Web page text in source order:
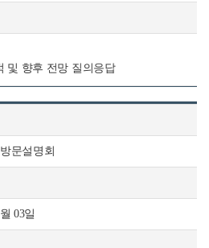
및 향후 전망 질의응답
문설명회
03일